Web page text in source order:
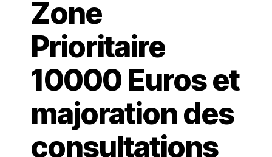
Zone
Prioritaire
10000 Euros et
majoration des
consultations